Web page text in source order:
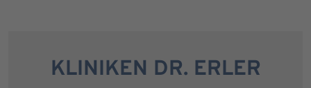
KLINIKEN DR. ERLER